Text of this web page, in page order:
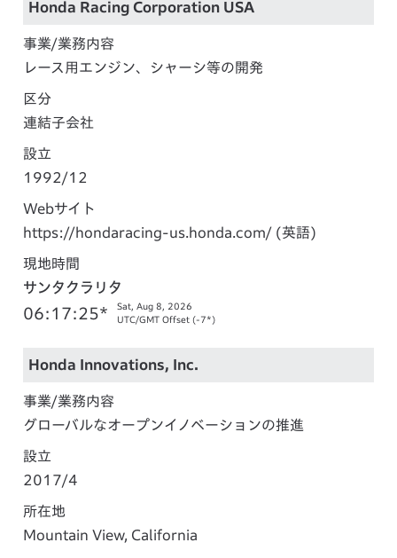
Honda Racing Corporation USA
事業/業務内容
レース用エンジン、シャーシ等の開発
区分
連結子会社
設立
1992/12
Webサイト
https://hondaracing-us.honda.com/(英語)
現地時間
サンタクラリタ
06:17:26*
Sat, Aug 8, 2026
UTC/GMT Offset (-7*)
Honda Innovations, Inc.
事業/業務内容
グローバルなオープンイノベーションの推進
設立
2017/4
所在地
Mountain View, California